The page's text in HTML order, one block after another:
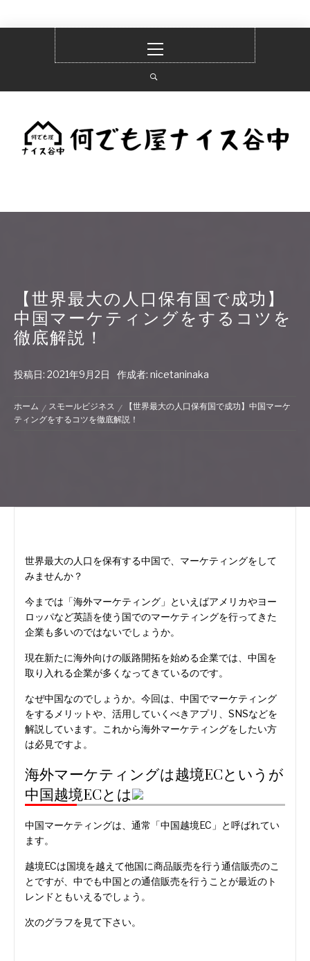
ツ
イ
ン
メ
ニ
何でも屋ナイス谷中
【世界最大の人口保有国で成功】
中国マーケティングをするコツを
徹底解説！
投稿日: 2021年9月2日 作成者: nicetaninaka
ホーム スモールビジネス
【世界最大の人口保有国で成功】中国マーケ
ティングをするコツを徹底解説！
世界最大の人口を保有する中国で、マーケティングをして
みませんか？
今までは「海外マーケティング」といえばアメリカやヨー
ロッパなど英語を使う国でのマーケティングを行ってきた
企業も多いのではないでしょうか。
現在新たに海外向けの販路開拓を始める企業では、中国を
取り入れる企業が多くなってきているのです。
なぜ中国なのでしょうか。今回は、中国でマーケティング
をするメリットや、活用していくべきアプリ、SNSなどを
解説しています。これから海外マーケティングをしたい方
は必見ですよ。
海外マーケティングは越境ECというが
中国越境ECとは
中国マーケティングは、通常「中国越境EC」と呼ばれてい
ます。
越境ECは国境を越えて他国に商品販売を行う通信販売のこ
とですが、中でも中国との通信販売を行うことが最近のト
レンドともいえるでしょう。
次のグラフを見て下さい。